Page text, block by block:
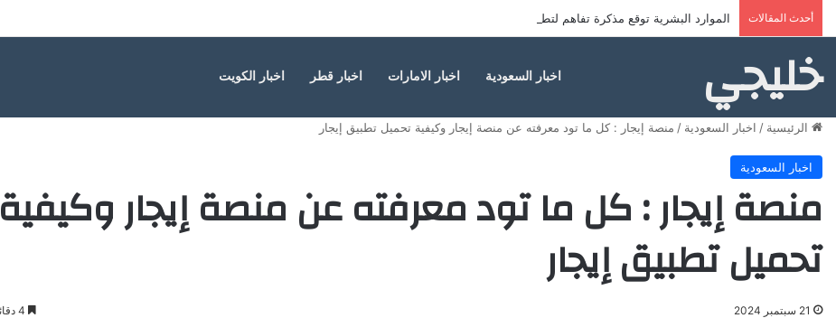
أحدث المقالات الموارد البشرية توقع مذكرة تفاهم لتطوير خدمات مراكز ضيافة الأطفال
خليجي اخبار السعودية اخبار الامارات اخبار قطر اخبار الكويت
الرئيسية / اخبار السعودية / منصة إيجار : كل ما تود معرفته عن منصة إيجار وكيفية تحميل تطبيق إيجار
اخبار السعودية
منصة إيجار : كل ما تود معرفته عن منصة إيجار وكيفية
تحميل تطبيق إيجار
21 سبتمبر 2024 4 دقائق